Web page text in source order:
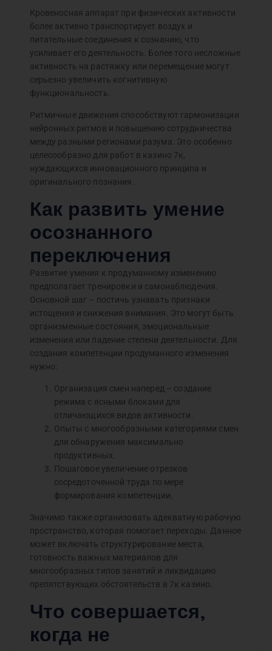
Кровеносная аппарат при физических активности
более активно транспортирует воздух и
питательные соединения к сознанию, что
усиливает его деятельность. Более того несложные
активность на растяжку или перемещение могут
серьезно увеличить когнитивную
функциональность.
Ритмичные движения способствуют гармонизации
нейронных ритмов и повышению сотрудничества
между разными регионами разума. Это особенно
целесообразно для работ в казино 7к,
нуждающихся инновационного принципа и
оригинального познания.
Как развить умение
осознанного
переключения
Развитие умения к продуманному изменению
предполагает тренировки и самонаблюдения.
Основной шаг – постичь узнавать признаки
истощения и снижения внимания. Это могут быть
организменные состояния, эмоциональные
изменения или падение степени деятельности. Для
создания компетенции продуманного изменения
нужно:
Организация смен наперед – создание
режима с ясными блоками для
отличающихся видов активности.
Опыты с многообразными категориями смен
для обнаружения максимально
продуктивных.
Пошаговое увеличение отрезков
сосредоточенной труда по мере
формирования компетенции.
Значимо также организовать адекватную рабочую
пространство, которая помогает переходы. Данное
может включать структурирование места,
готовность важных материалов для
многообразных типов занятий и ликвидацию
препятствующих обстоятельств в 7к казино.
Что совершается,
когда не